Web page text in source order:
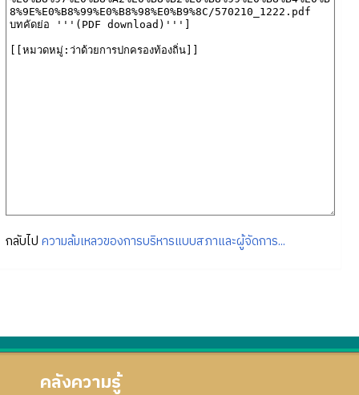
กลับไป ความล้มเหลวของการบริหารแบบสภาและผู้จัดการ...
คลังความรู้